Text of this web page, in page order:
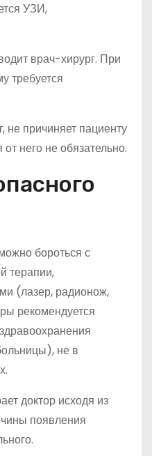
УЗИ,
врач-хирург. При
требуется
не причиняет пациенту
него не обязательно.
бороться с
терапии,
(лазер, радионож,
рекомендуется
не в
доктор исходя из
появления